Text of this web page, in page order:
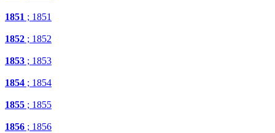
1851 ; 1851
1852 ; 1852
1853 ; 1853
1854 ; 1854
1855 ; 1855
1856 ; 1856